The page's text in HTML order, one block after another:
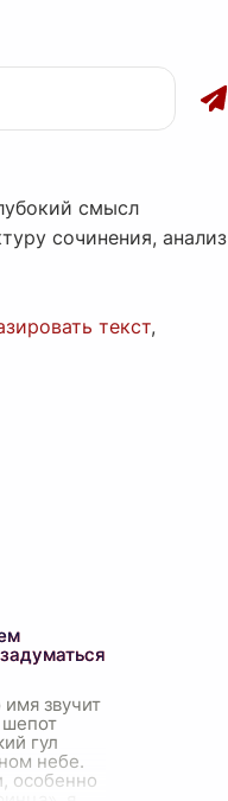
смысл
сочинения, анализ
текст,
звучит
шепот
гул
небе.
особенно